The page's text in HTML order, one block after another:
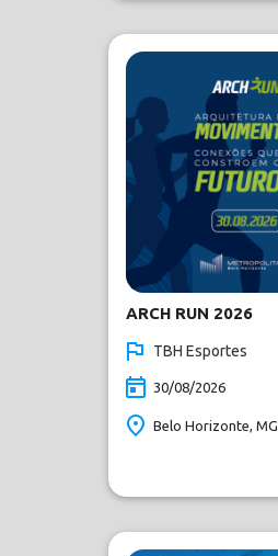
ARCH RUN 2026
TBH Esportes
30/08/2026
Belo Horizonte, MG